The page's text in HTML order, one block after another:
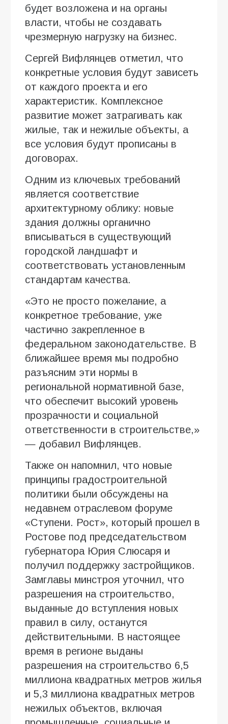
будет возложена и на органы
власти, чтобы не создавать
чрезмерную нагрузку на бизнес.
Сергей Вифлянцев отметил, что
конкретные условия будут зависеть
от каждого проекта и его
характеристик. Комплексное
развитие может затрагивать как
жилые, так и нежилые объекты, а
все условия будут прописаны в
договорах.
Одним из ключевых требований
является соответствие
архитектурному облику: новые
здания должны органично
вписываться в существующий
городской ландшафт и
соответствовать установленным
стандартам качества.
«Это не просто пожелание, а
конкретное требование, уже
частично закрепленное в
федеральном законодательстве. В
ближайшее время мы подробно
разъясним эти нормы в
региональной нормативной базе,
что обеспечит высокий уровень
прозрачности и социальной
ответственности в строительстве,»
— добавил Вифлянцев.
Также он напомнил, что новые
принципы градостроительной
политики были обсуждены на
недавнем отраслевом форуме
«Ступени. Рост», который прошел в
Ростове под председательством
губернатора Юрия Слюсаря и
получил поддержку застройщиков.
Замглавы минстроя уточнил, что
разрешения на строительство,
выданные до вступления новых
правил в силу, останутся
действительными. В настоящее
время в регионе выданы
разрешения на строительство 6,5
миллиона квадратных метров жилья
и 5,3 миллиона квадратных метров
нежилых объектов, включая